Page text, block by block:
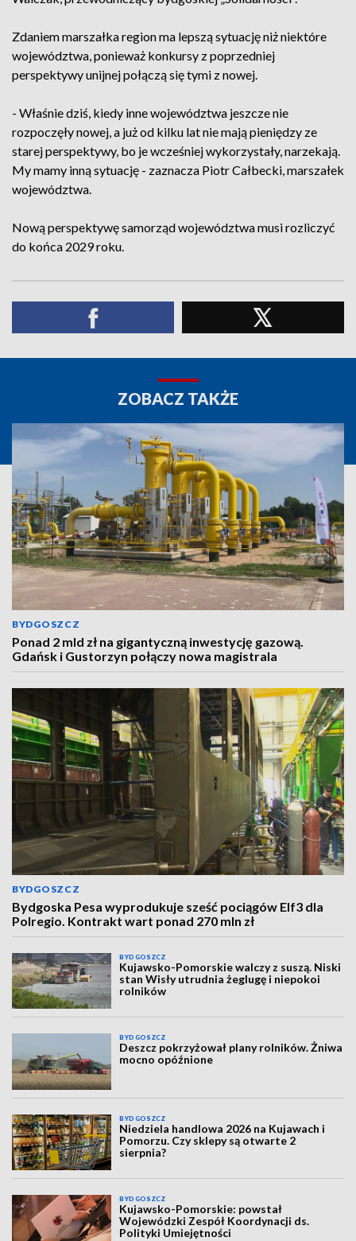
Zdaniem marszałka region ma lepszą sytuację niż niektóre
województwa, ponieważ konkursy z poprzedniej
perspektywy unijnej połączą się tymi z nowej.
- Właśnie dziś, kiedy inne województwa jeszcze nie
rozpoczęły nowej, a już od kilku lat nie mają pieniędzy ze
starej perspektywy, bo je wcześniej wykorzystały, narzekają.
My mamy inną sytuację - zaznacza Piotr Całbecki, marszałek
województwa.
Nową perspektywę samorząd województwa musi rozliczyć
do końca 2029 roku.
ZOBACZ TAKŻE
BYDGOSZCZ
Ponad 2 mld zł na gigantyczną inwestycję gazową.
Gdańsk i Gustorzyn połączy nowa magistrala
BYDGOSZCZ
Bydgoska Pesa wyprodukuje sześć pociągów Elf3 dla
Polregio. Kontrakt wart ponad 270 mln zł
BYDGOSZCZ
Kujawsko-Pomorskie walczy z suszą. Niski
stan Wisły utrudnia żeglugę i niepokoi
rolników
BYDGOSZCZ
Deszcz pokrzyżował plany rolników. Żniwa
mocno opóźnione
BYDGOSZCZ
Niedziela handlowa 2026 na Kujawach i
Pomorzu. Czy sklepy są otwarte 2
sierpnia?
BYDGOSZCZ
Kujawsko-Pomorskie: powstał
Wojewódzki Zespół Koordynacji ds.
Polityki Umiejętności